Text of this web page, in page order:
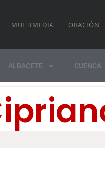
MULTIMEDIA ORACIÓN
ALBACETE CUENCA